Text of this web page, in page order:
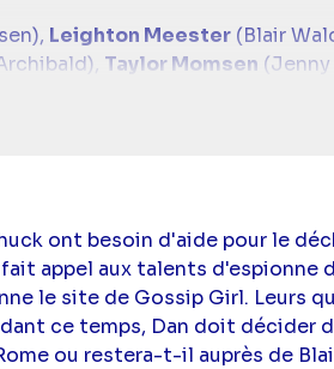
Leighton Meester(Blair
Taylor Momsen (Jenny
dans la VO)
ont besoin d'aide pour le
appel aux talents d'espionne
le site de Gossip Girl. Leurs
ce temps, Dan doit décider
ou restera-t-il auprès de